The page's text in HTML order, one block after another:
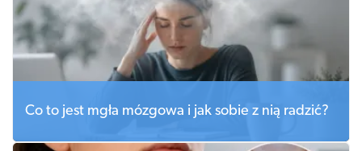
Co to jest mgła mózgowa i jak sobie z nią radzić?